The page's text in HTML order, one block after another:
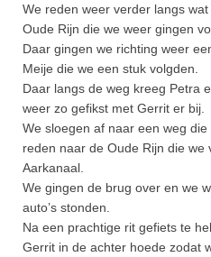
We reden weer verder langs
Oude Rijn die we weer gingen
Daar gingen we richting weer
Meije die we een stuk volgden.
Daar langs de weg kreeg Petra
weer zo gefikst met Gerrit er bij.
We sloegen af naar een weg
reden naar de Oude Rijn die we
Aarkanaal.
We gingen de brug over en we
auto’s stonden.
Na een prachtige rit gefiets te
Gerrit in de achter hoede zodat